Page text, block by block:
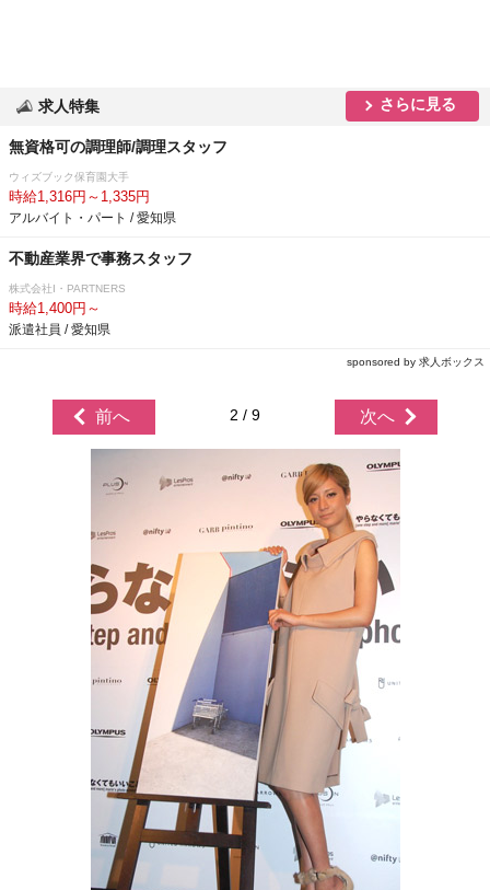
求人特集 さらに見る
無資格可の調理師/調理スタッフ
ウィズブック保育園大手
時給1,316円～1,335円
アルバイト・パート / 愛知県
不動産業界で事務スタッフ
株式会社I・PARTNERS
時給1,400円～
派遣社員 / 愛知県
sponsored by 求人ボックス
前へ 2 / 9 次へ